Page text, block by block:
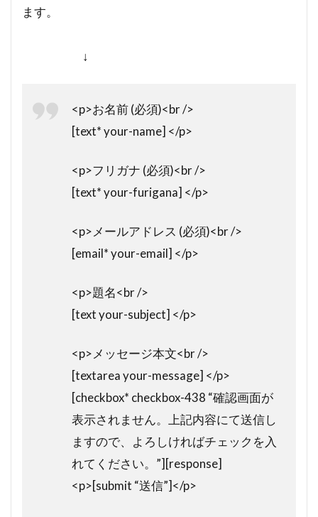
ます。
↓
<p>お名前 (必須)<br />
[text* your-name] </p>
<p>フリガナ (必須)<br />
[text* your-furigana] </p>
<p>メールアドレス (必須)<br />
[email* your-email] </p>
<p>題名<br />
[text your-subject] </p>
<p>メッセージ本文<br />
[textarea your-message] </p>
[checkbox* checkbox-438 “確認画面が
表示されません。上記内容にて送信し
ますので、よろしければチェックを入
れてください。”][response]
<p>[submit “送信”]</p>